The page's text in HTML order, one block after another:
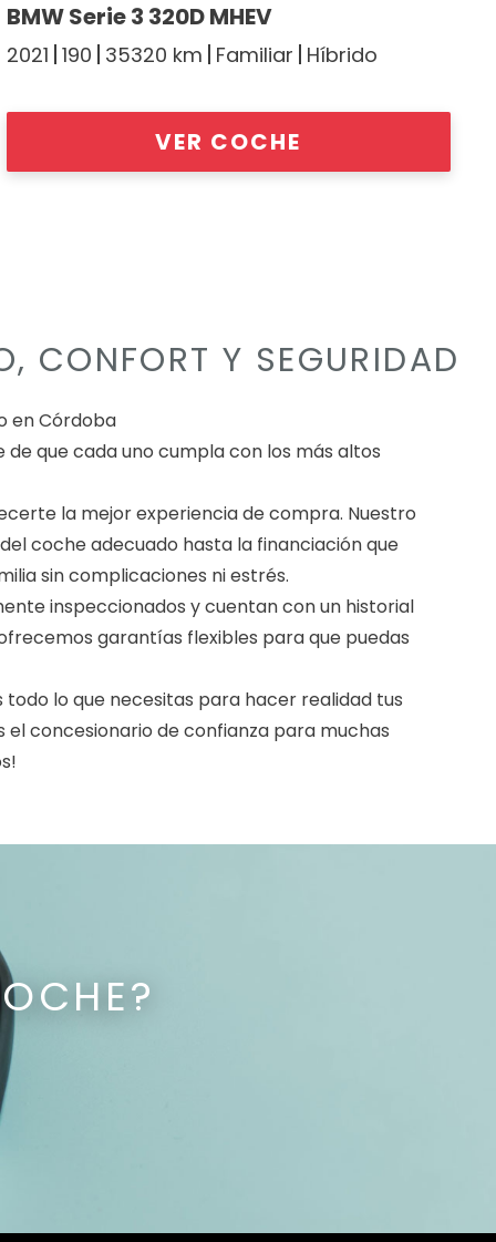
BMW Serie 3 320D MHEV
2021 190 35320 km Familiar Híbrido
VER COCHE
CONFORT Y SEGURIDAD
en Córdoba
que cada uno cumpla con los más altos
la mejor experiencia de compra. Nuestro
coche adecuado hasta la financiación que
sin complicaciones ni estrés.
inspeccionados y cuentan con un historial
garantías flexibles para que puedas
lo que necesitas para hacer realidad tus
concesionario de confianza para muchas